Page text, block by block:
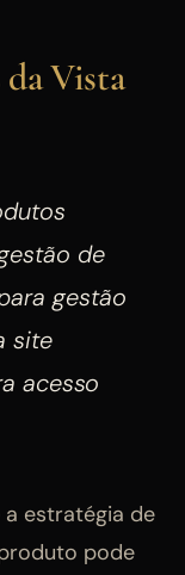
Vista
de
gestão
site
acesso
estratégia de
pode